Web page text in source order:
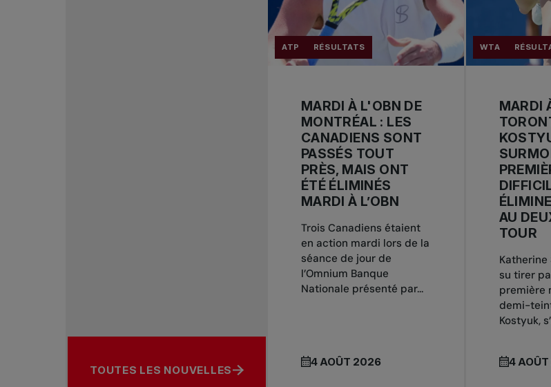
TOUTES LES NOUVELLES
ATP RÉSULTATS
MARDI À L'OBN DE
MONTRÉAL : LES
CANADIENS SONT
PASSÉS TOUT
PRÈS, MAIS ONT
ÉTÉ ÉLIMINÉS
MARDI À L’OBN
Trois Canadiens étaient
en action mardi lors de la
séance de jour de
l’Omnium Banque
Nationale présenté par...
4 AOÛT 2026
WTA
MARDI
AU
TOUR
Katherine
su tirer
première
demi-
Kostyuk,
4